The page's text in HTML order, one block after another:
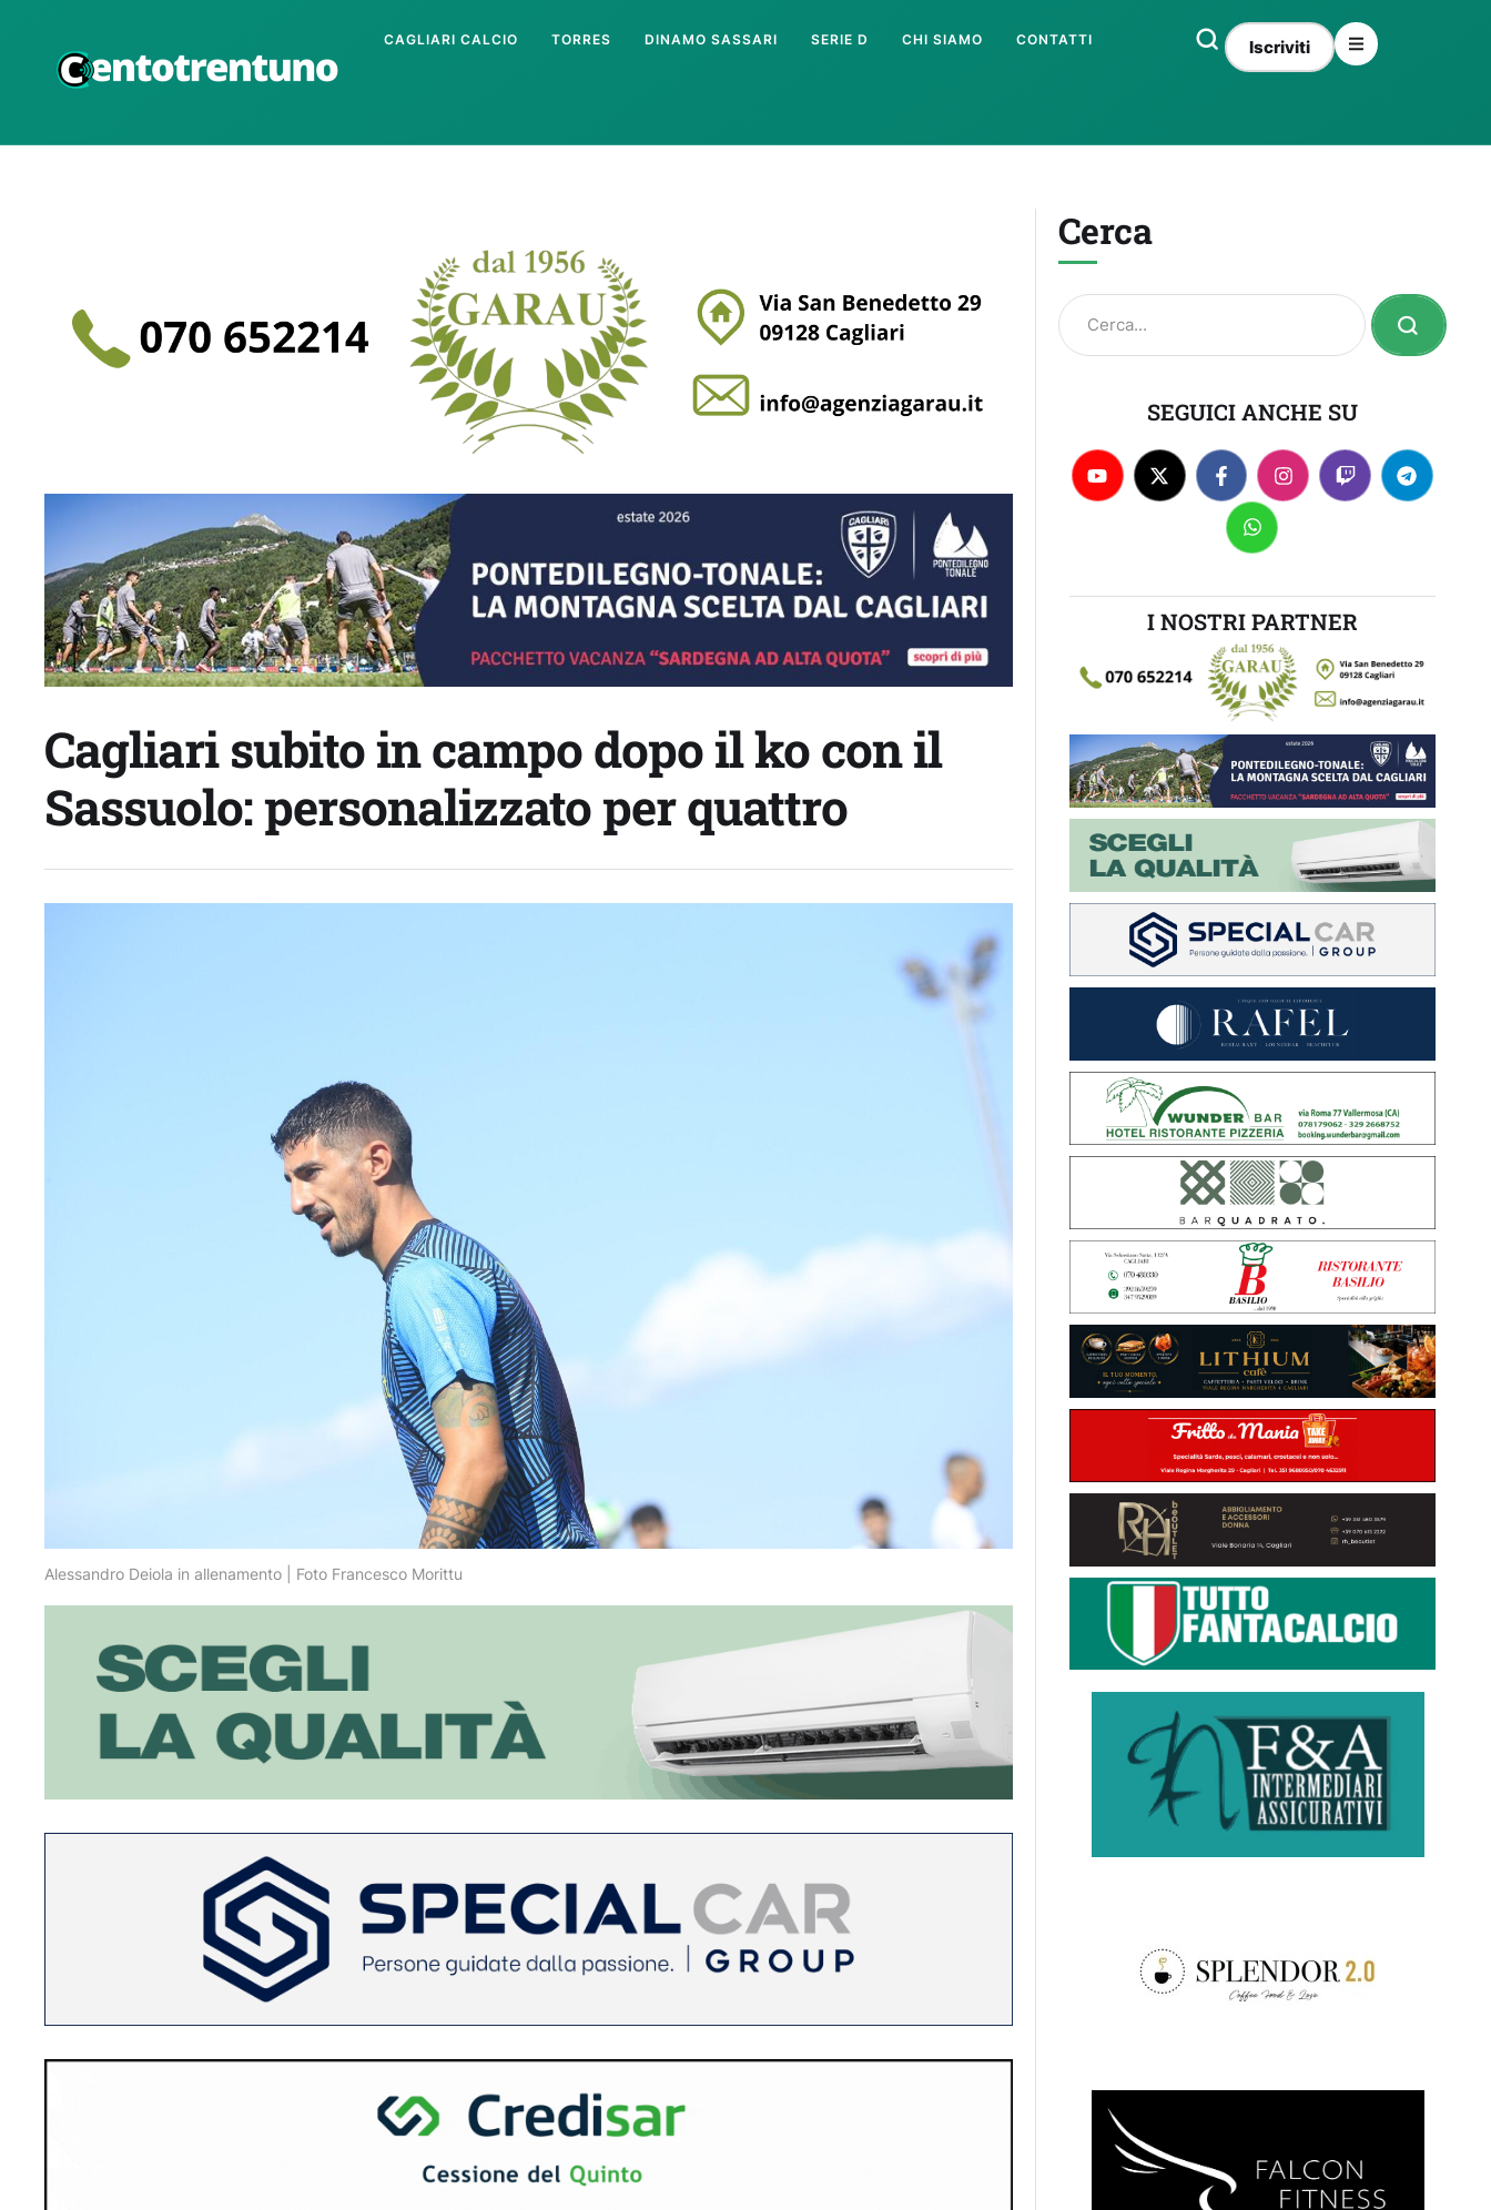
CAGLIARI CALCIO TORRES DINAMO SASSARI SERIE D CHI SIAMO CONTATTI Iscriviti
Cagliari subito in campo dopo il ko con il
Sassuolo: personalizzato per quattro
Alessandro Deiola in allenamento | Foto Francesco Morittu
Cerca
SEGUICI ANCHE SU
I NOSTRI PARTNER